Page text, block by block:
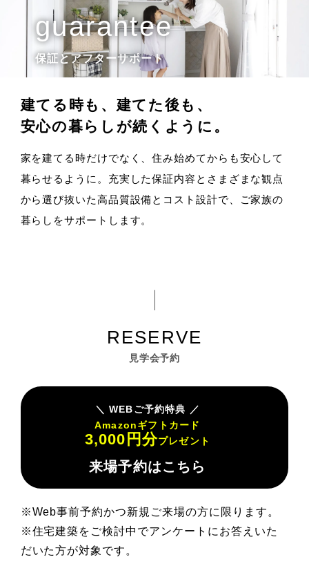
保証とアフターサポート
建てる時も、建てた後も、
安心の暮らしが続くように。
家を建てる時だけでなく、住み始めてからも安心して
暮らせるように。充実した保証内容とさまざまな観点
から選び抜いた高品質設備とコスト設計で、ご家族の
暮らしをサポートします。
見学会予約
WEBご予約特典
Amazonギフトカード
3,000円分プレゼント
来場予約はこちら
※Web事前予約かつ新規ご来場の方に限ります。
※住宅建築をご検討中でアンケートにお答えいた
だいた方が対象です。